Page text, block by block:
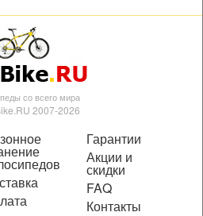
со всего мира
2007-2026
Гарантии
Акции и
скидки
FAQ
Контакты